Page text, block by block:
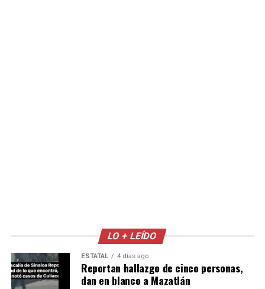
LO + LEÍDO
ESTATAL 4 días ago
Reportan hallazgo de cinco personas,
dan en blanco a Mazatlán